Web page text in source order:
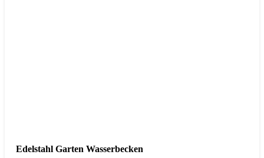
Edelstahl Garten Wasserbecken